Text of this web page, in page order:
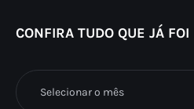
CONFIRA TUDO QUE JÁ FOI
Confira
tudo